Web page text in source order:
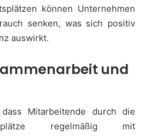
können Unternehmen
senken, was sich positiv
auswirkt.
und
Mitarbeitende durch die
regelmäßig mit